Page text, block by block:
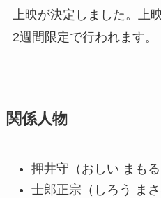
上映が決定しました。上
2週間限定で行われます。
関係人物
押井守（おしい まも
士郎正宗（しろう ま